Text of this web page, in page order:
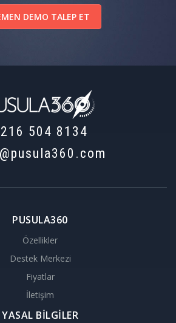
DEMO TALEP ET
504 8134
PUSULA360
Özellikler
Destek Merkezi
Fiyatlar
İletişim
YASAL BİLGİLER